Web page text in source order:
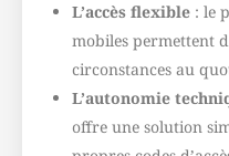
L’accès flexible : le
mobiles permettent
circonstances au
L’autonomie
offre une solution